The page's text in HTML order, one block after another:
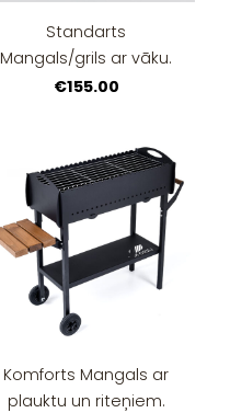
Standarts
Mangals/grils ar vāku.
€155.00
Komforts Mangals ar
plauktu un riteņiem.